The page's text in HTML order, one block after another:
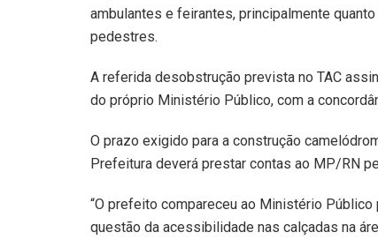
ambulantes e feirantes, principalmente
pedestres.
A referida desobstrução prevista no TAC
do próprio Ministério Público, com a
O prazo exigido para a construção
Prefeitura deverá prestar contas ao MP/RN
“O prefeito compareceu ao Ministério
questão da acessibilidade nas calçadas na